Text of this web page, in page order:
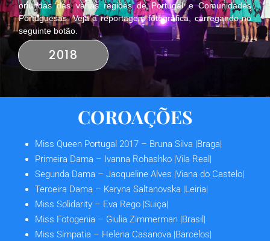
oriundas das várias regiões de Portugal e Comunidades
Portuguesas. Veja a reportagem fotográfica, carregando no
seguinte botão.
2018
COROAÇÕES
Miss Queen Portugal 2017 – Bruna Silva |Braga|
Primeira Dama – Ivanna Rohashko |Vila Real|
Segunda Dama – Jacqueline Alves |Viana do Castelo|
Terceira Dama – Karyna Saltanovska |Leiria|
Miss Solidarity – Eva Rego |Suiça|
Miss Fotogenia – Giulia Zimmerman |Brasil|
Miss Simpatia – Helena Casanova |Barcelos|